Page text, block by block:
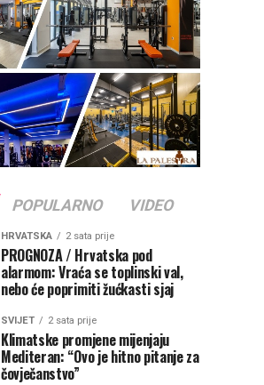
POPULARNO VIDEO
HRVATSKA 2 sata prije
PROGNOZA / Hrvatska pod
alarmom: Vraća se toplinski val,
nebo će poprimiti žućkasti sjaj
SVIJET 2 sata prije
Klimatske promjene mijenjaju
Mediteran: “Ovo je hitno pitanje za
čovječanstvo”